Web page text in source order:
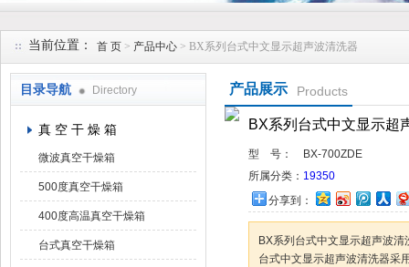
当前位置： 首 页 > 产品中心 > BX系列台式中文显示超声波清洗器
目录导航 Directory
真 空 干 燥 箱
微波真空干燥箱
500度真空干燥箱
400度高温真空干燥箱
台式真空干燥箱
产品展示 Products
BX系列台式中文显示超
型 号：
BX-700ZDE
所属分类： 19350
分享到：
BX系列台式中文显示超声波清
台式中文显示超声波清洗器采